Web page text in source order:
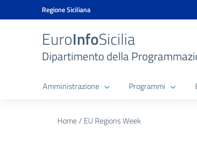
Vai ai contenuti
Vai al menu di navigazione
Vai al banner delle Cookie Policy
Regione Siciliana
EuroInfoSicilia
Dipartimento della
Amministrazione Programmi
Home/ EU Regions Week